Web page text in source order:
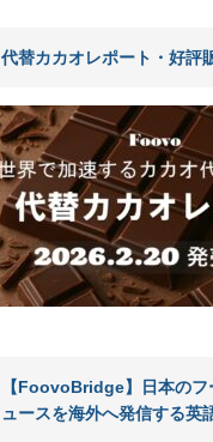
代替カカオレポート・好評
【FoovoBridge】日本のフ
ュースを海外へ発信する英